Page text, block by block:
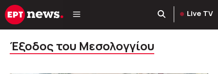
Μετάβαση
σε
Live TV
Έξοδος του Μεσολογγίου